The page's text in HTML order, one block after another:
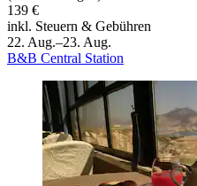
139 €
inkl. Steuern & Gebühren
22. Aug.–23. Aug.
B&B Central Station